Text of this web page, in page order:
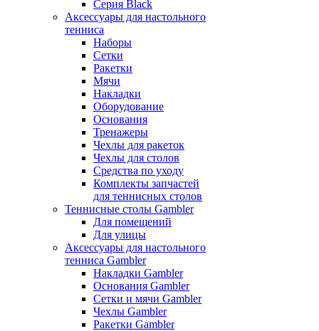
Серия Black
Аксессуары для настольного
тенниса
Наборы
Сетки
Ракетки
Мячи
Накладки
Оборудование
Основания
Тренажеры
Чехлы для ракеток
Чехлы для столов
Средства по уходу
Комплекты запчастей
для теннисных столов
Теннисные столы Gambler
Для помещений
Для улицы
Аксессуары для настольного
тенниса Gambler
Накладки Gambler
Основания Gambler
Сетки и мячи Gambler
Чехлы Gambler
Ракетки Gambler